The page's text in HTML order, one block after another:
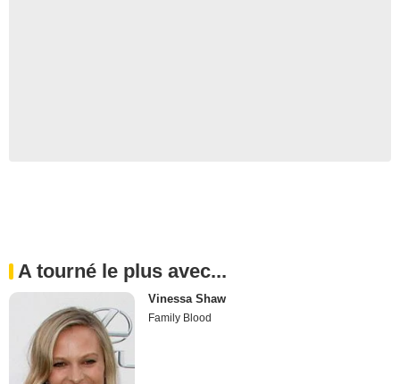
A tourné le plus avec...
Vinessa Shaw
Family Blood